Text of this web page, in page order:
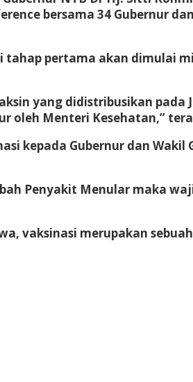
bersama 34 Gubernur
pertama akan dimulai
yang didistribusikan pada
oleh Menteri Kesehatan,”
kepada Gubernur dan
Penyakit Menular maka
vaksinasi merupakan